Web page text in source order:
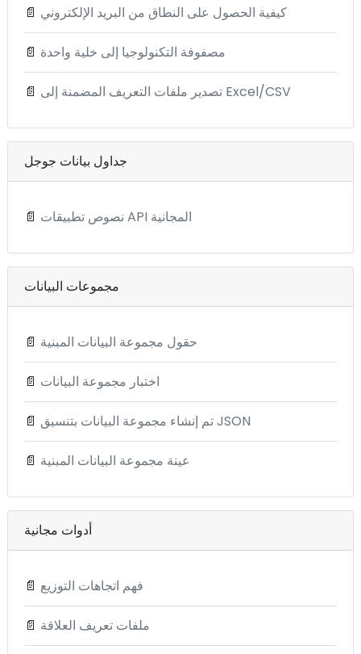
📄 كيفية الحصول على النطاق من البريد الإلكتروني
📄 مصفوفة التكنولوجيا إلى خلية واحدة
📄 تصدير ملفات التعريف المضمنة إلى Excel/CSV
جداول بيانات جوجل
📄 نصوص تطبيقات API المجانية
مجموعات البيانات
📄 حقول مجموعة البيانات المبنية
📄 اختبار مجموعة البيانات
📄 تم إنشاء مجموعة البيانات بتنسيق JSON
📄 عينة مجموعة البيانات المبنية
أدوات مجانية
📄 فهم اتجاهات التوزيع
📄 ملفات تعريف العلاقة